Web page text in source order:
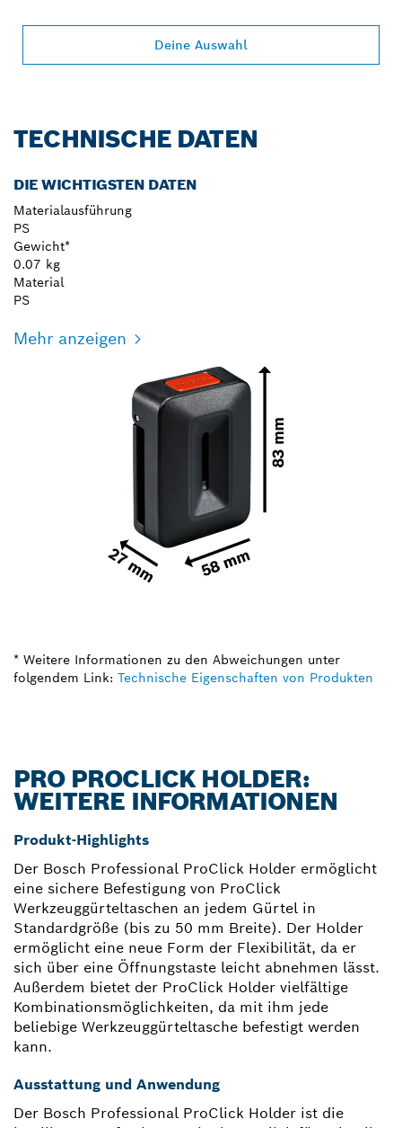
Deine Auswahl
TECHNISCHE DATEN
DIE WICHTIGSTEN DATEN
Materialausführung
PS
Gewicht*
0.07 kg
Material
PS
Mehr anzeigen
* Weitere Informationen zu den Abweichungen unter
folgendem Link: Technische Eigenschaften von Produkten
PRO PROCLICK HOLDER:
WEITERE INFORMATIONEN
Produkt-Highlights
Der Bosch Professional ProClick Holder ermöglicht
eine sichere Befestigung von ProClick
Werkzeuggürteltaschen an jedem Gürtel in
Standardgröße (bis zu 50 mm Breite). Der Holder
ermöglicht eine neue Form der Flexibilität, da er
sich über eine Öffnungstaste leicht abnehmen lässt.
Außerdem bietet der ProClick Holder vielfältige
Kombinationsmöglichkeiten, da mit ihm jede
beliebige Werkzeuggürteltasche befestigt werden
kann.
Ausstattung und Anwendung
Der Bosch Professional ProClick Holder ist die